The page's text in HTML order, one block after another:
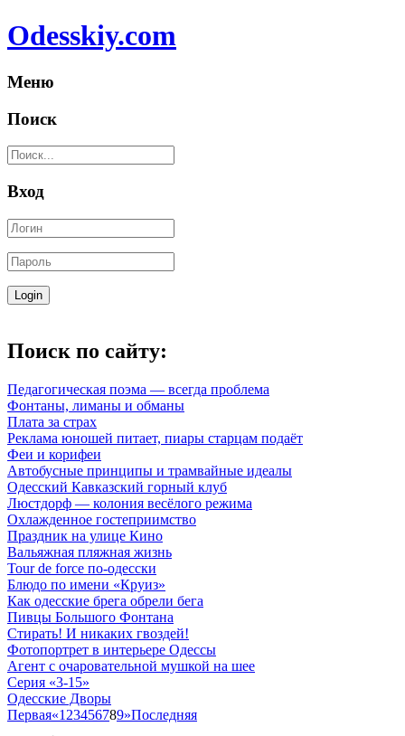
Odesskiy.com
Меню
Поиск
Вход
Поиск по сайту:
Педагогическая поэма — всегда проблема
Фонтаны, лиманы и обманы
Плата за страх
Реклама юношей питает, пиары старцам подаёт
Феи и корифеи
Автобусные принципы и трамвайные идеалы
Одесский Кавказский горный клуб
Люстдорф — колония весёлого режима
Охлажденное гостеприимство
Праздник на улице Кино
Вальяжная пляжная жизнь
Tour de force по-одесски
Блюдо по имени «Круиз»
Как одесские брега обрели бега
Пивцы Большого Фонтана
Стирать! И никаких гвоздей!
Фотопортрет в интерьере Одессы
Агент с очаровательной мушкой на шее
Серия «3-15»
Одесские Дворы
Первая«1 23456789»Последняя